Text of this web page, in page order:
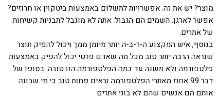
מוצר? יש את זה. אפשרויות לתשלום באמצעות ביטקוין או חרוזים?
אפשר לארגן. השמים הם הגבול. אתה לא מוגבל לתבניות קשיחות
של אתרים.
בנוסף, איש המקצוע ה-ר-ב-ה יותר מיומן ממך ויכול להפיק תוצר
שנראה הרבה יותר טוב מכל מה שאדם פרטי יכול להפיק באמצעות
פלטפורמה ולא משנה עד כמה הפלטפורמה הזו טובה. בסופו של
דבר 99 אחוז מאתרי הפלטפורמה נראים פחות טוב כי מי שבונה
אותם הם אנשים שהם לא בוני אתרים.